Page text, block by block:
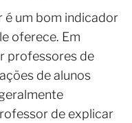
é um bom indicador
oferece. Em
professores de
de alunos
de explicar